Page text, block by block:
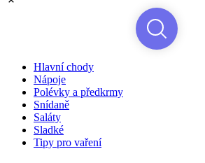
Hlavní chody
Nápoje
Polévky a předkrmy
Snídaně
Saláty
Sladké
Tipy pro vaření